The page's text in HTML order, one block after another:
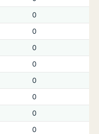
0
0
0
0
0
0
0
0